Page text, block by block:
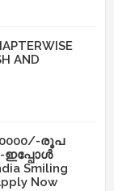
AND
രൂപ
-ഇപ്പോൾ
Smiling
Now